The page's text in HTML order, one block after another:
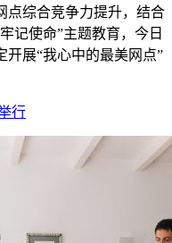
点综合竞争力提升，结合
记使命”主题教育，今日
展“我心中的最美网点”
行